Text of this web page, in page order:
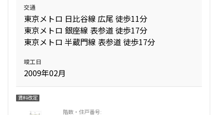
交通
東京メトロ 日比谷線 広尾 徒歩11分
東京メトロ 銀座線 表参道 徒歩17分
東京メトロ 半蔵門線 表参道 徒歩17分
竣工日
2009年02月
賃料改定